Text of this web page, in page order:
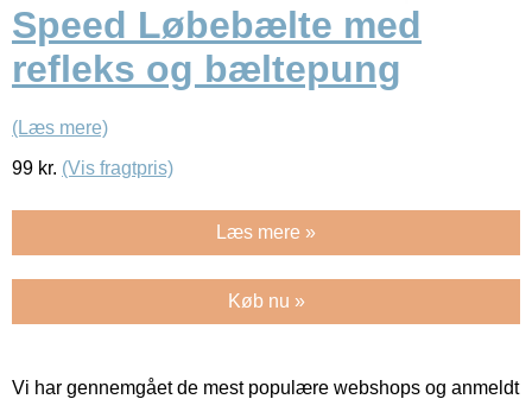
Speed Løbebælte med
refleks og bæltepung
(Læs mere)
99 kr. (Vis fragtpris)
Læs mere »
Køb nu »
Vi har gennemgået de mest populære webshops og anmeldt